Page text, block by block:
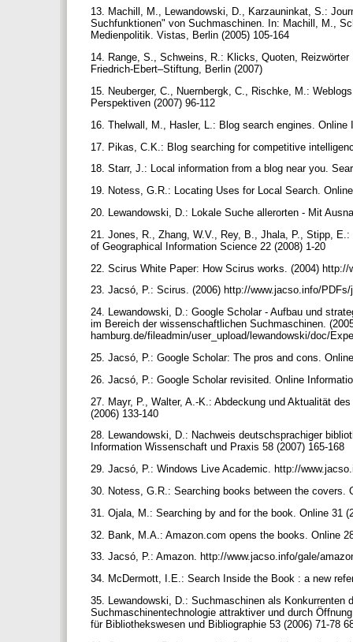
13. Machill, M., Lewandowski, D., Karzauninkat, S.:
Suchfunktionen" von Suchmaschinen. In: Machill, M.,
Medienpolitik. Vistas, Berlin (2005) 105-164
14. Range, S., Schweins, R.: Klicks, Quoten,
Friedrich-Ebert–Stiftung, Berlin (2007)
15. Neuberger, C., Nuernbergk, C., Rischke, M.:
Perspektiven (2007) 96-112
16. Thelwall, M., Hasler, L.: Blog search engines.
17. Pikas, C.K.: Blog searching for competitive
18. Starr, J.: Local information from a blog near you.
19. Notess, G.R.: Locating Uses for Local Search.
20. Lewandowski, D.: Lokale Suche allerorten - Mit
21. Jones, R., Zhang, W.V., Rey, B., Jhala, P., Stipp,
of Geographical Information Science 22 (2008) 1-20
22. Scirus White Paper: How Scirus works. (2004)
23. Jacsó, P.: Scirus. (2006) http://www.jacso.info/
24. Lewandowski, D.: Google Scholar - Aufbau und
im Bereich der wissenschaftlichen Suchmaschinen.
hamburg.de/fileadmin/user_upload/lewandowski/doc/
25. Jacsó, P.: Google Scholar: The pros and cons.
26. Jacsó, P.: Google Scholar revisited. Online
27. Mayr, P., Walter, A.-K.: Abdeckung und Aktualität
(2006) 133-140
28. Lewandowski, D.: Nachweis deutschsprachiger
Information Wissenschaft und Praxis 58 (2007) 165-168
29. Jacsó, P.: Windows Live Academic. http://
30. Notess, G.R.: Searching books between the covers.
31. Ojala, M.: Searching by and for the book. Online 31
32. Bank, M.A.: Amazon.com opens the books. Online
33. Jacsó, P.: Amazon. http://www.jacso.info/gale/
34. McDermott, I.E.: Search Inside the Book : a new
35. Lewandowski, D.: Suchmaschinen als Konkurrenten
Suchmaschinentechnologie attraktiver und durch
für Bibliothekswesen und Bibliographie 53 (2006) 71-78